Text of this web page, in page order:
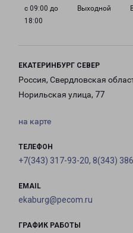
с 09:00 до
18:00
Выходной
ЕКАТЕРИНБУРГ СЕВЕР
Россия, Свердловская
Норильская улица, 77
на карте
ТЕЛЕФОН
+7(343) 317-93-20, 8(343)
EMAIL
ekaburg@pecom.ru
ГРАФИК РАБОТЫ